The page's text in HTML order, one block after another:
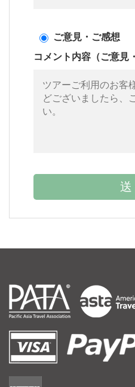
ご意見・ご感想
コメント内容（ご意見